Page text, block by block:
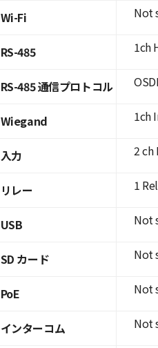
Wi-Fi
RS-485
RS-485 通信プロトコル
Wiegand
入力
リレー
USB
SD カード
PoE
インターコム
Not
1ch
1ch
2 ch
1
Not
Not
Not
Not